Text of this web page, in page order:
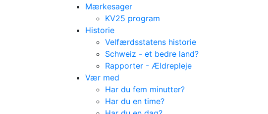
Mærkesager
KV25 program
Historie
Velfærdsstatens historie
Schweiz - et bedre land?
Rapporter - Ældrepleje
Vær med
Har du fem minutter?
Har du en time?